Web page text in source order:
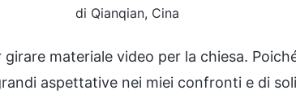
di Qianqian, Cina
materiale video per la chiesa.
aspettative nei miei confronti e di